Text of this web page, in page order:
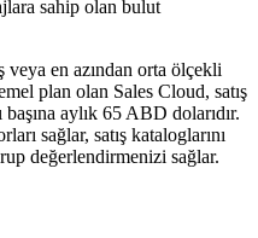
sahip olan bulut
en azından orta ölçekli
plan olan Sales Cloud, satış
aylık 65 ABD dolarıdır.
sağlar, satış kataloglarını
değerlendirmenizi sağlar.